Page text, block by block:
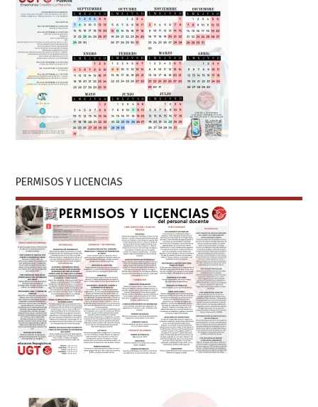
PERMISOS Y LICENCIAS